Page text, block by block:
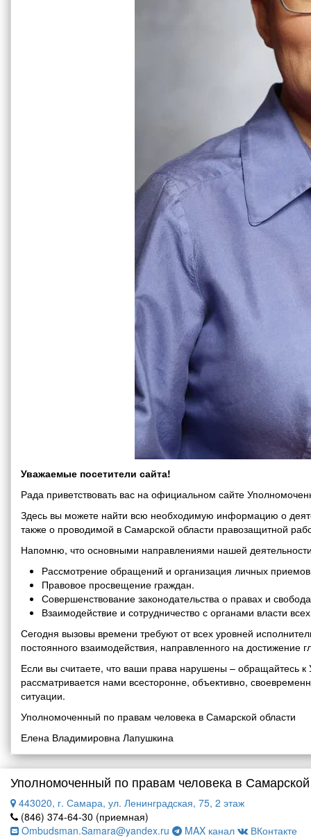
Уважаемые посетители сайта!
Рада приветствовать вас на официальном сайте
Здесь вы можете найти всю необходимую информацию о
также о проводимой в Самарской области правозащитной
Напомню, что основными направлениями нашей
Рассмотрение обращений и организация личных
Правовое просвещение граждан.
Совершенствование законодательства о правах и
Взаимодействие и сотрудничество с органами власти
Сегодня вызовы времени требуют от всех уровней
постоянного взаимодействия, направленного на
Если вы считаете, что ваши права нарушены – обращайтесь
рассматривается нами всесторонне, объективно,
ситуации.
Уполномоченный по правам человека в Самарской области
Елена Владимировна Лапушкина
Уполномоченный по правам человека в
443020, г. Самара, ул. Ленинградская, 75, 2 этаж
(846) 374-64-30 (приемная)
Ombudsman.Samara@yandex.ru
MAX канал ВКонтакте